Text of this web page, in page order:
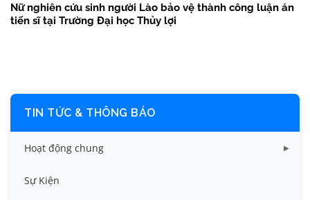
Nữ nghiên cứu sinh người Lào bảo vệ thành công luận án
tiến sĩ tại Trường Đại học Thủy lợi
TIN TỨC & THÔNG BÁO
Hoạt động chung
Tin công tác sinh viên
Sự Kiện